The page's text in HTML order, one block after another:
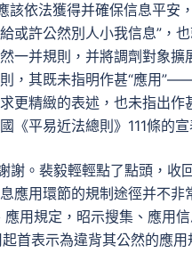
該依法獲得并確保信息平安
或許公然別人小我信息”，
一并規則，并將調劑對象擴
，其既未指明作甚“應用
更精緻的表述，也未指出
平易近法總則》111條的
。裴毅輕輕點了點頭，收
應用環節的規制途徑并不非
用規定，昭示搜集、應用
首表示為違背其公然的應